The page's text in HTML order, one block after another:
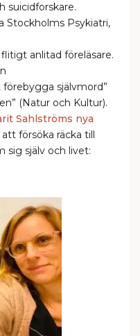
suicidforskare.
Stockholms Psykiatri,
anlitad föreläsare.
självmord”
(Natur och Kultur).
Sahlströms nya
försöka räcka till
sig själv och livet: